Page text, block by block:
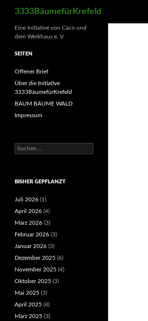
3333BäumefürKrefeld
Eine Initiative von Caco und
dem Werkhaus e. V.
SEITEN
Offener Brief
Über die Initiative
3333BäumefürKrefeld
BAUM BÄUME WALD
Impressum
Suchen
nach:
BISHER GEPFLANZT
Juli 2026 (1)
April 2026 (4)
März 2026 (3)
Februar 2026 (3)
Januar 2026 (3)
Dezember 2025 (6)
November 2025 (4)
Oktober 2025 (3)
Mai 2025 (3)
April 2025 (4)
März 2025 (3)